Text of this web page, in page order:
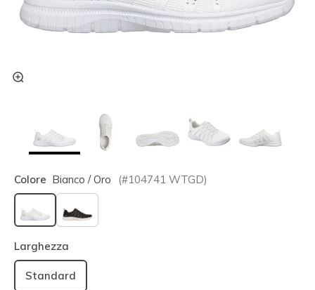
Colore Bianco / Oro (#104741 WTGD)
selezionato
Larghezza
Standard